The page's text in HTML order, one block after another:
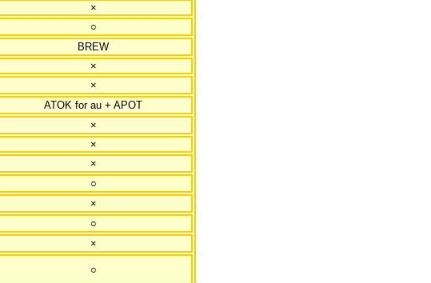
×
○
BREW
×
×
ATOK for au + APOT
×
×
×
○
×
○
×
○